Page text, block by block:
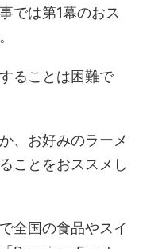
では第1幕のおス
ることは困難で
、お好みのラーメ
ことをおススメし
全国の食品やスイ